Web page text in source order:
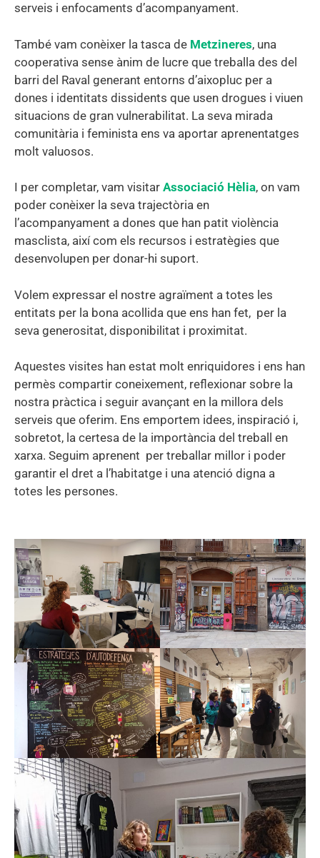
serveis i enfocaments d’acompanyament.
També vam conèixer la tasca de Metzineres, una
cooperativa sense ànim de lucre que treballa des del
barri del Raval generant entorns d’aixopluc per a
dones i identitats dissidents que usen drogues i viuen
situacions de gran vulnerabilitat. La seva mirada
comunitària i feminista ens va aportar aprenentatges
molt valuosos.
I per completar, vam visitar Associació Hèlia, on vam
poder conèixer la seva trajectòria en
l’acompanyament a dones que han patit violència
masclista, així com els recursos i estratègies que
desenvolupen per donar-hi suport.
Volem expressar el nostre agraïment a totes les
entitats per la bona acollida que ens han fet, per la
seva generositat, disponibilitat i proximitat.
Aquestes visites han estat molt enriquidores i ens han
permès compartir coneixement, reflexionar sobre la
nostra pràctica i seguir avançant en la millora dels
serveis que oferim. Ens emportem idees, inspiració i,
sobretot, la certesa de la importància del treball en
xarxa. Seguim aprenent per treballar millor i poder
garantir el dret a l’habitatge i una atenció digna a
totes les persones.